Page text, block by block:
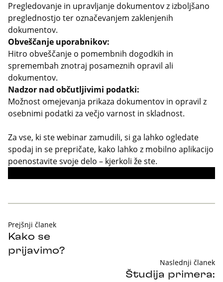
Pregledovanje in upravljanje dokumentov z izboljšano
preglednostjo ter označevanjem zaklenjenih
dokumentov.
Obveščanje uporabnikov:
Hitro obveščanje o pomembnih dogodkih in
spremembah znotraj posameznih opravil ali
dokumentov.
Nadzor nad občutljivimi podatki:
Možnost omejevanja prikaza dokumentov in opravil z
osebnimi podatki za večjo varnost in skladnost.
Za vse, ki ste webinar zamudili, si ga lahko ogledate
spodaj in se prepričate, kako lahko z mobilno aplikacijo
poenostavite svoje delo – kjerkoli že ste.
Prejšnji članek
Kako se
prijavimo?
Naslednji članek
Študija primera: